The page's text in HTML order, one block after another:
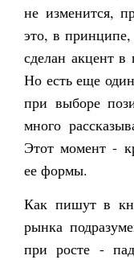
не изменится,
это, в
сделан акцент
Но есть еще
при выборе
много
Этот момент -
ее формы.
Как пишут в
рынка
при росте -